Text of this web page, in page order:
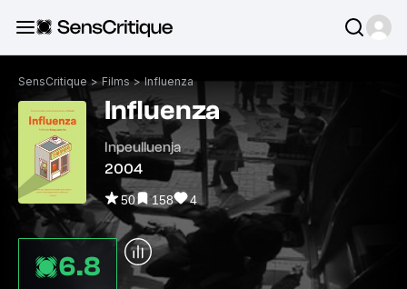
SensCritique > Films > Influenza
Influenza
Inpeulluenja
2004
50 158 4
6.8